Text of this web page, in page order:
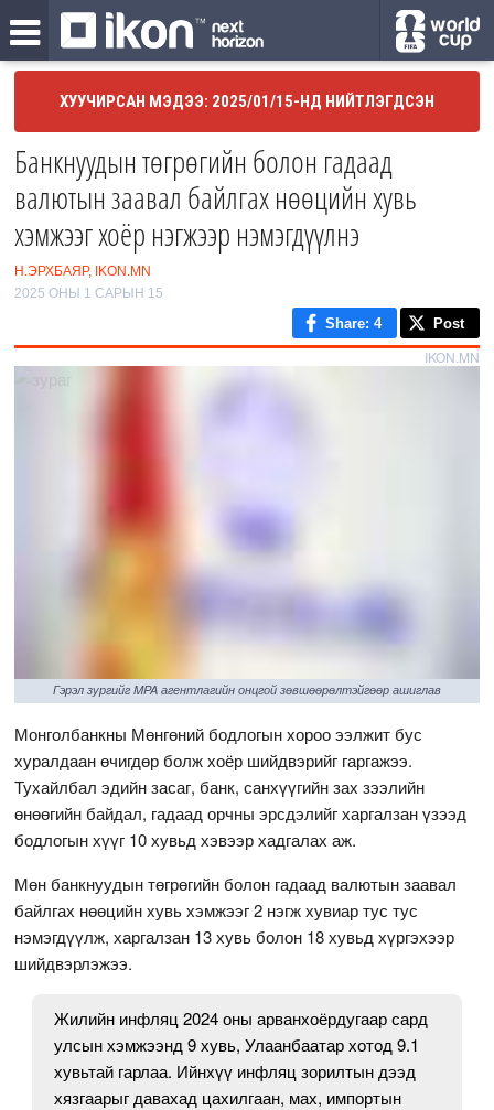
ХУУЧИРСАН МЭДЭЭ: 2025/01/15-НД НИЙТЛЭГДСЭН
Банкнуудын төгрөгийн болон гадаад
валютын заавал байлгах нөөцийн хувь
хэмжээг хоёр нэгжээр нэмэгдүүлнэ
Н.ЭРХБАЯР, IKON.MN
2025 ОНЫ 1 САРЫН 15
Share: 4 Post
IKON.MN
Гэрэл зургийг MPA агентлагийн онцгой зөвшөөрөлтэйгөөр ашиглав
Монголбанкны Мөнгөний бодлогын хороо ээлжит бус
хуралдаан өчигдөр болж хоёр шийдвэрийг гаргажээ.
Тухайлбал эдийн засаг, банк, санхүүгийн зах зээлийн
өнөөгийн байдал, гадаад орчны эрсдэлийг харгалзан үзээд
бодлогын хүүг 10 хувьд хэвээр хадгалах аж.
Мөн банкнуудын төгрөгийн болон гадаад валютын заавал
байлгах нөөцийн хувь хэмжээг 2 нэгж хувиар тус тус
нэмэгдүүлж, харгалзан 13 хувь болон 18 хувьд хүргэхээр
шийдвэрлэжээ.
Жилийн инфляц 2024 оны арванхоёрдугаар сард
улсын хэмжээнд 9 хувь, Улаанбаатар хотод 9.1
хувьтай гарлаа. Ийнхүү инфляц зорилтын дээд
хязгаарыг давахад цахилгаан, мах, импортын